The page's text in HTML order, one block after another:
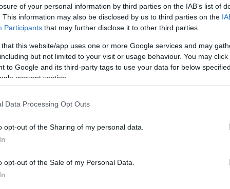
of your personal information by third parties on the IAB’s list of
This information may also be disclosed by us to third parties on the
Participants that may further disclose it to other third parties.
that this website/app uses one or more Google services and may
but not limited to your visit or usage behaviour. You may
to Google and its third-party tags to use your data for below
consent section.
Data Processing Opt Outs
opt-out of the Sharing of my personal data.
opt-out of the Sale of my Personal Data.
dominio e equilibrio
chiari quale sia il punto di partenza della sua
“. Con questa affermazione Amorim ha voluto
come il possesso palla debba servire adominare
ha insistito sul fatto che il gioco propositivo
estetico deve andare di pari passo con la